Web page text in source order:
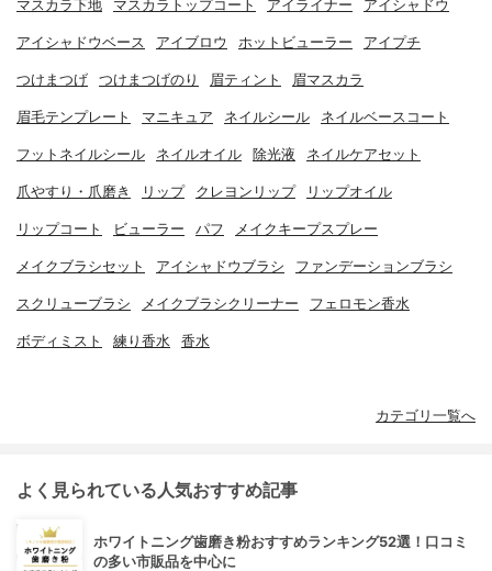
マスカラ下地 マスカラトップコート アイライナー アイシャドウ
アイシャドウベース アイブロウ ホットビューラー アイプチ
つけまつげ つけまつげのり 眉ティント 眉マスカラ
眉毛テンプレート マニキュア ネイルシール ネイルベースコート
フットネイルシール ネイルオイル 除光液 ネイルケアセット
爪やすり・爪磨き リップ クレヨンリップ リップオイル
リップコート ビューラー パフ メイクキープスプレー
メイクブラシセット アイシャドウブラシ ファンデーションブラシ
スクリューブラシ メイクブラシクリーナー フェロモン香水
ボディミスト 練り香水 香水
カテゴリ一覧へ
よく見られている人気おすすめ記事
ホワイトニング歯磨き粉おすすめランキング52選！口コミ
の多い市販品を中心に